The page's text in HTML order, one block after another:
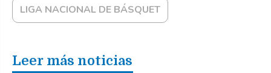
LIGA NACIONAL DE BÁSQUET
Leer más noticias